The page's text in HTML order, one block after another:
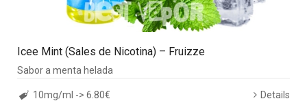
Icee Mint (Sales de Nicotina) – Fruizze
Sabor a menta helada
10mg/ml -> 6.80€
Details